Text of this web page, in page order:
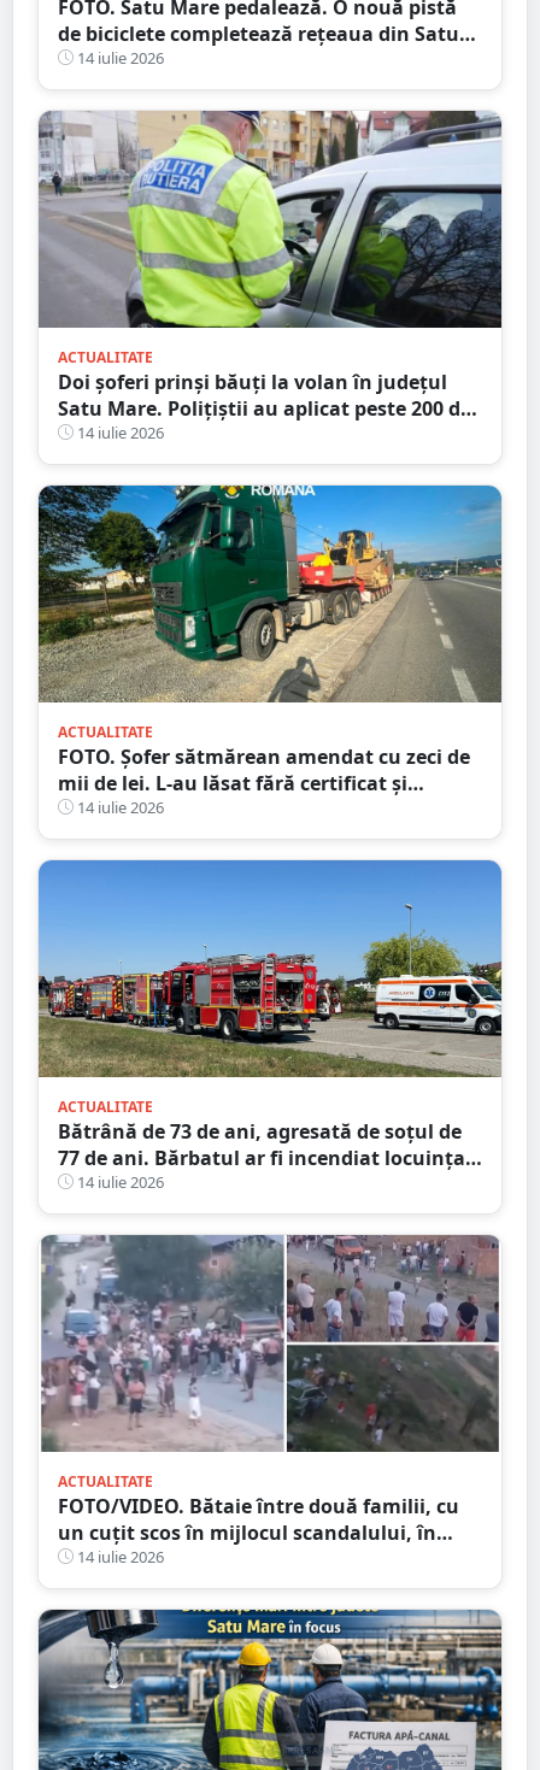
FOTO. Satu Mare pedalează. O nouă pistă
de biciclete completează rețeaua din Satu
Mare
14 iulie 2026
ACTUALITATE
Doi șoferi prinși băuți la volan în județul
Satu Mare. Polițiștii au aplicat peste 200 de
amenzi într-o singură zi
14 iulie 2026
ACTUALITATE
FOTO. Șofer sătmărean amendat cu zeci de
mii de lei. L-au lăsat fără certificat și
plăcuțe
14 iulie 2026
ACTUALITATE
Bătrână de 73 de ani, agresată de soțul de
77 de ani. Bărbatul ar fi incendiat locuința
din județul Satu Mare
14 iulie 2026
ACTUALITATE
FOTO/VIDEO. Bătaie între două familii, cu
un cuțit scos în mijlocul scandalului, în
Satu Mare. 400 de persoane la fața locului
14 iulie 2026